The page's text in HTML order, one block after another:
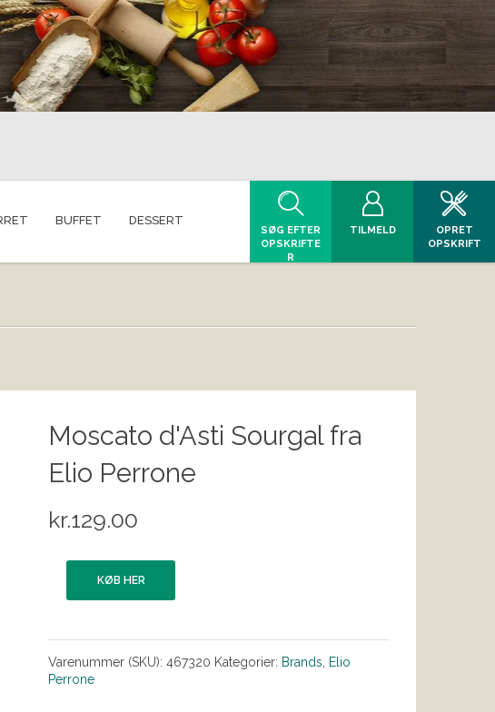
BUFFET DESSERT
SØG EFTER
OPSKRIFTE
R
TILMELD
OPRET
OPSKRIFT
Moscato d'Asti Sourgal fra
Elio Perrone
kr.129.00
KØB HER
Varenummer (SKU): 467320 Kategorier: Brands
Elio
Perrone